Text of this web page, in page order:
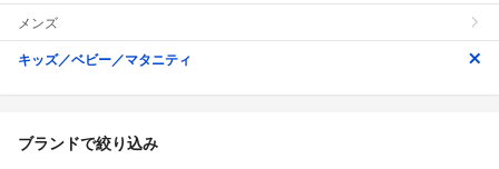
メンズ
キッズ／ベビー／マタニティ
ブランドで絞り込み